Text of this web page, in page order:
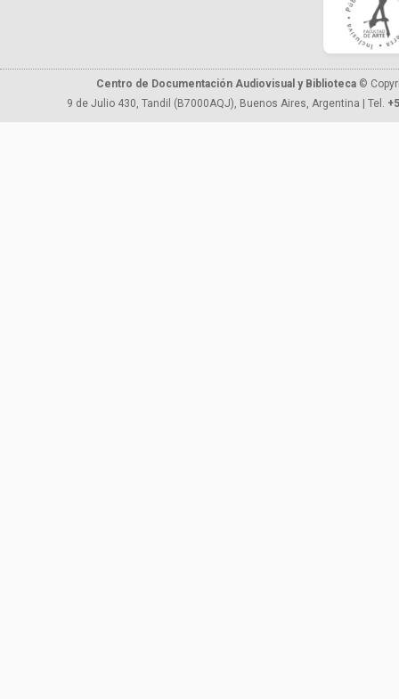
Centro de Documentación Audiovisual y Biblioteca ©
9 de Julio 430, Tandil (B7000AQJ), Buenos Aires, Argentina | Tel.